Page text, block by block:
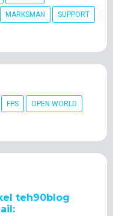
MARKSMAN SUPPORT
FPS OPEN WORLD
teh90blog